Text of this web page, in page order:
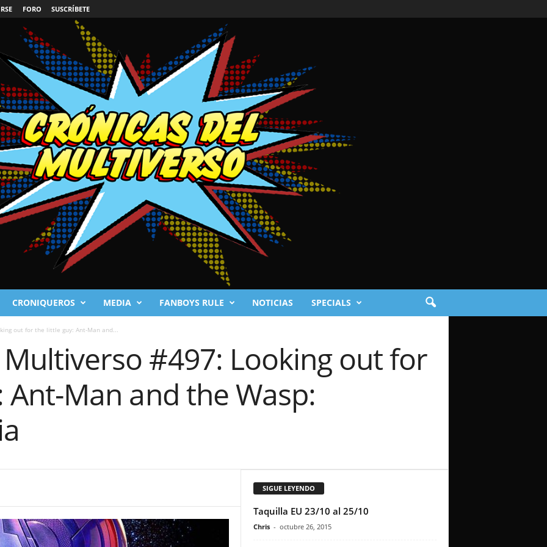
FORO SUSCRÍBETE
CRONIQUEROS MEDIA FANBOYS RULE NOTICIAS SPECIALS
out for the little guy: Ant-Man and...
#497: Looking out for
Man and the Wasp:
SIGUE LEYENDO
Taquilla EU 23/10 al 25/10
Chris - octubre 26, 2015